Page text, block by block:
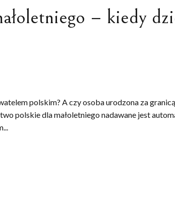
– kiedy
polskim? A czy osoba urodzona za
polskie dla małoletniego nadawane jest